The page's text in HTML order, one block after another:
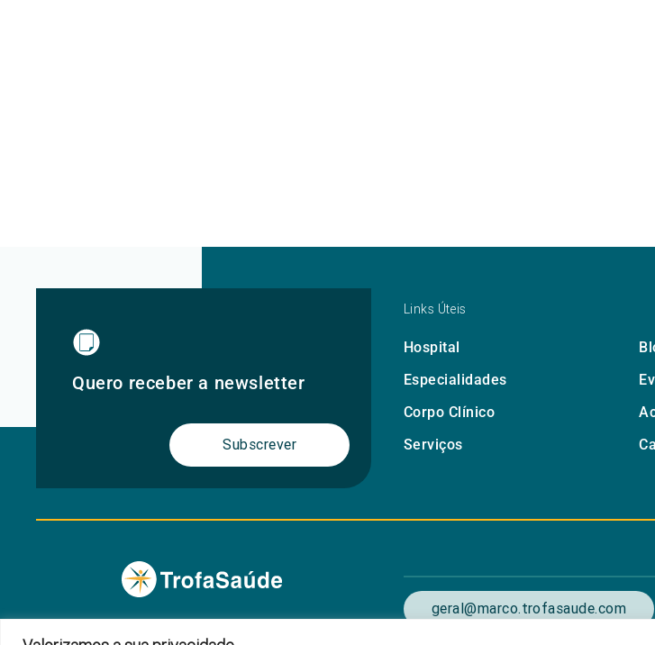
Quero receber a newsletter
Subscrever
Links Úteis
Hospital
Especialidades
Corpo Clínico
Serviços
geral@marco.trofasaude.com